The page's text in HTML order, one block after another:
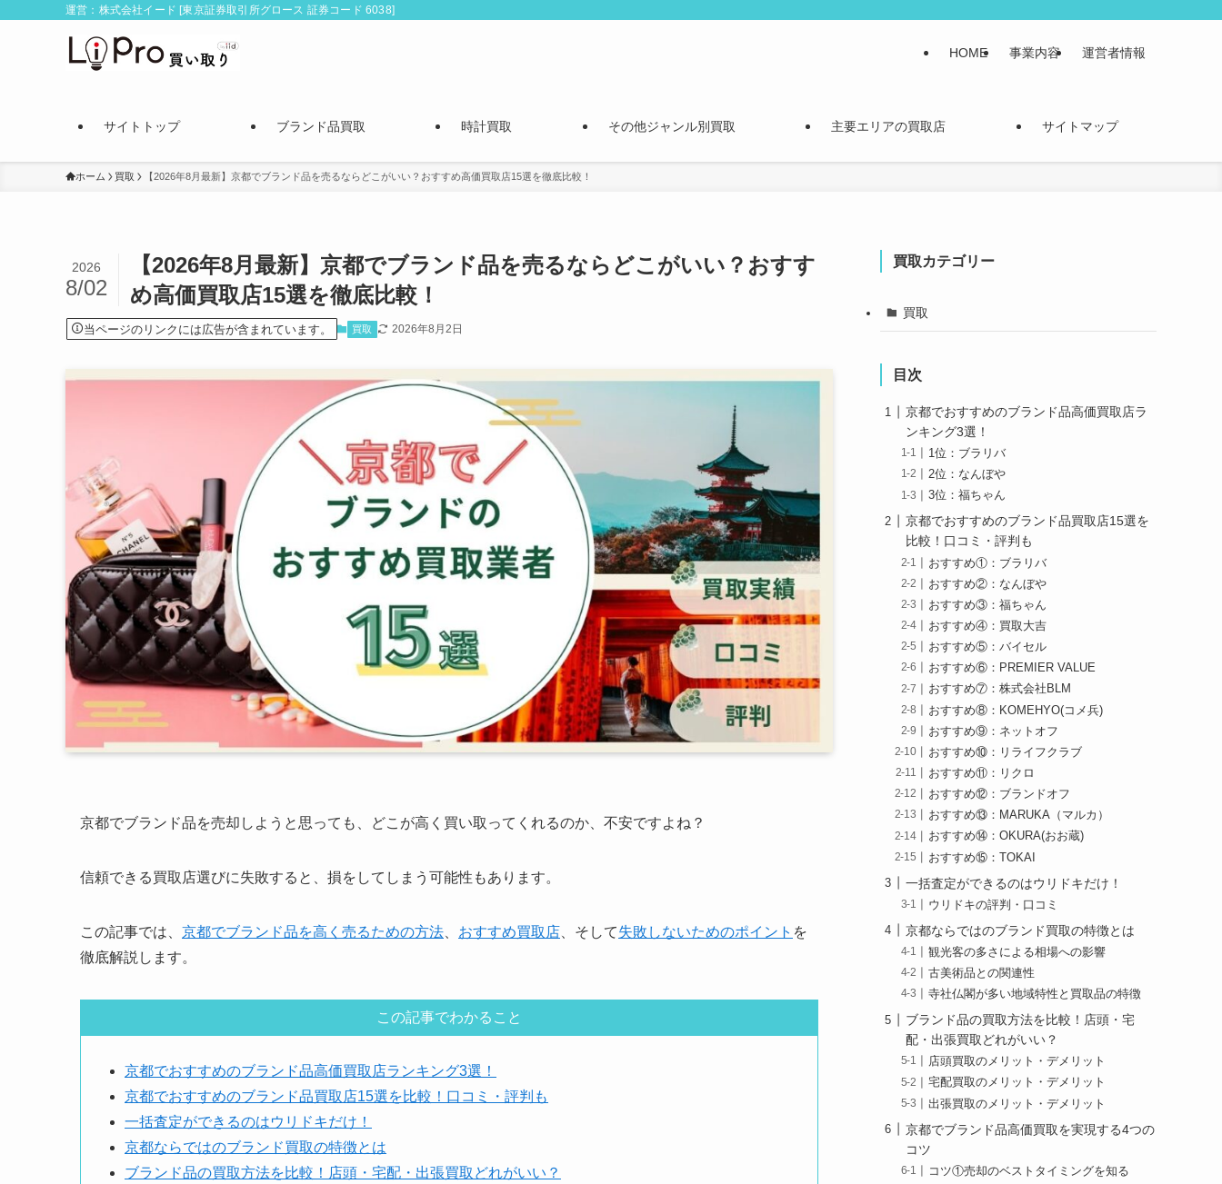
運営：株式会社イード [東京証券取引所グロース 証券コード 6038]
HOME 事業内容 運営者情報
サイトトップ ブランド品買取 時計買取 その他ジャンル別買取 主要エリアの買取店 サイトマップ
ホーム 買取 【2026年8月最新】京都でブランド品を売るならどこがいい？おすすめ高価買取店15選を徹底比較！
【2026年8月最新】京都でブランド品を売るならどこがいい？おすす
め高価買取店15選を徹底比較！
2026
8/02
当ページのリンクには広告が含まれています。 買取 2026年8月2日
京都でブランド品を売却しようと思っても、どこが高く買い取ってくれるのか、不安ですよね？
信頼できる買取店選びに失敗すると、損をしてしまう可能性もあります。
この記事では、 京都でブランド品を高く売るための方法 おすすめ買取店 、そして失敗しないためのポイント を
徹底解説します。
この記事でわかること
京都でおすすめのブランド品高価買取店ランキング3選！
京都でおすすめのブランド品買取店15選を比較！口コミ・評判も
一括査定ができるのはウリドキだけ！
京都ならではのブランド買取の特徴とは
ブランド品の買取方法を比較！店頭・宅配・出張買取どれがいい？
買取カテゴリー
買取
目次
京都でおすすめのブランド品高価買取店ラ
ンキング3選！
1位：ブラリバ
2位：なんぼや
3位：福ちゃん
京都でおすすめのブランド品買取店15選を
比較！口コミ・評判も
おすすめ①：ブラリバ
おすすめ②：なんぼや
おすすめ③：福ちゃん
おすすめ④：買取大吉
おすすめ⑤：バイセル
おすすめ⑥：PREMIER VALUE
おすすめ⑦：株式会社BLM
おすすめ⑧：KOMEHYO(コメ兵)
おすすめ⑨：ネットオフ
おすすめ⑩：リライフクラブ
おすすめ⑪：リクロ
おすすめ⑫：ブランドオフ
おすすめ⑬：MARUKA（マルカ）
おすすめ⑭：OKURA(おお蔵)
おすすめ⑮：TOKAI
一括査定ができるのはウリドキだけ！
ウリドキの評判・口コミ
京都ならではのブランド買取の特徴とは
観光客の多さによる相場への影響
古美術品との関連性
寺社仏閣が多い地域特性と買取品の特徴
ブランド品の買取方法を比較！店頭・宅
配・出張買取どれがいい？
店頭買取のメリット・デメリット
宅配買取のメリット・デメリット
出張買取のメリット・デメリット
京都でブランド品高価買取を実現する4つの
コツ
コツ①売却のベストタイミングを知る